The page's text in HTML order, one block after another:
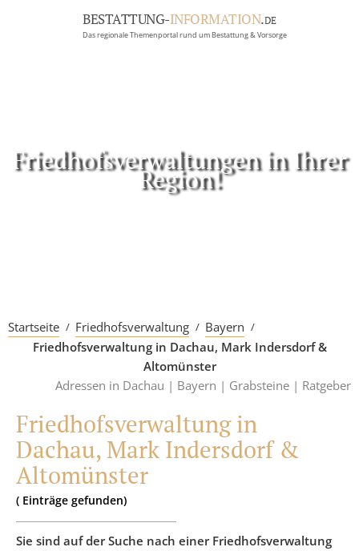
BESTATTUNG-INFORMATION.DE
Das regionale Themenportal rund um Bestattung & Vorsorge
Friedhofsverwaltungen in Ihrer
Region!
Startseite Friedhofsverwaltung
Bayern
Friedhofsverwaltung in Dachau, Mark Indersdorf &
Altomünster
Adressen in Dachau | Bayern | Grabsteine | Ratgeber
Friedhofsverwaltung in
Dachau, Mark Indersdorf &
Altomünster
( Einträge gefunden)
Sie sind auf der Suche nach einer Friedhofsverwaltung